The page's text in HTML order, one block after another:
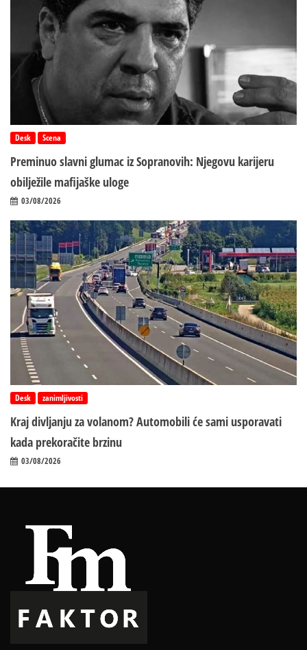
Desk Scena
Preminuo slavni glumac iz Sopranovih: Njegovu karijeru
obilježile mafijaške uloge
03/08/2026
Desk zanimljivosti
Kraj divljanju za volanom? Automobili će sami usporavati
kada prekoračite brzinu
03/08/2026